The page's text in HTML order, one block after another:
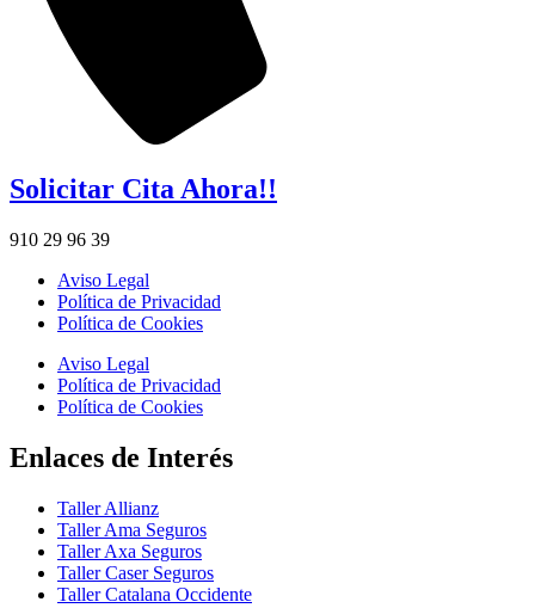
Solicitar Cita Ahora!!
910 29 96 39
Aviso Legal
Política de Privacidad
Política de Cookies
Aviso Legal
Política de Privacidad
Política de Cookies
Enlaces de Interés
Taller Allianz
Taller Ama Seguros
Taller Axa Seguros
Taller Caser Seguros
Taller Catalana Occidente